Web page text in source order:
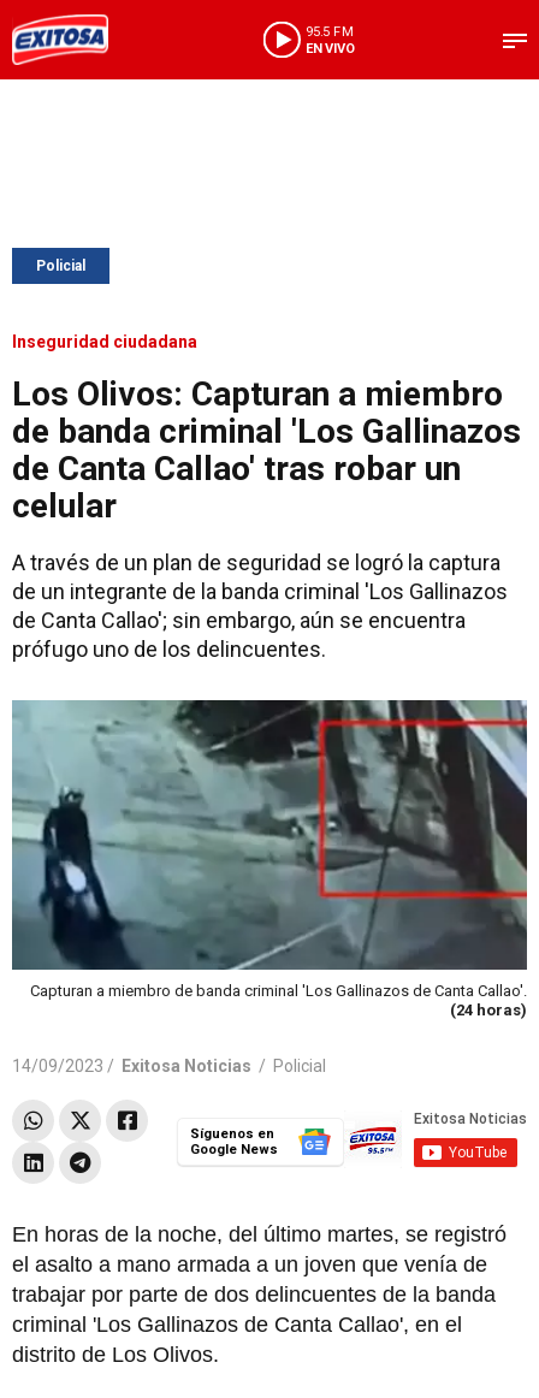
95.5 FM
EN VIVO
Policial
Inseguridad ciudadana
Los Olivos: Capturan a miembro
de banda criminal 'Los Gallinazos
de Canta Callao' tras robar un
celular
A través de un plan de seguridad se logró la captura
de un integrante de la banda criminal 'Los Gallinazos
de Canta Callao'; sin embargo, aún se encuentra
prófugo uno de los delincuentes.
Capturan a miembro de banda criminal 'Los Gallinazos de Canta Callao'.
(24 horas)
14/09/2023 / Exitosa Noticias / Policial
Síguenos en
Google News
En horas de la noche, del último martes, se registró
el asalto a mano armada a un joven que venía de
trabajar por parte de dos delincuentes de la banda
criminal 'Los Gallinazos de Canta Callao', en el
distrito de Los Olivos.